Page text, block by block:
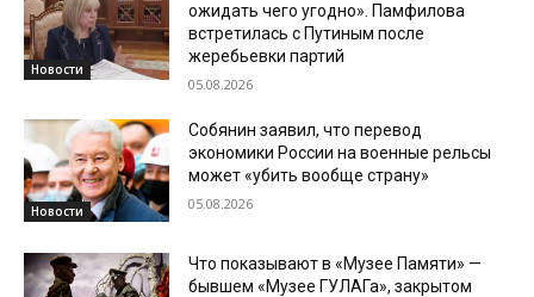
Новости
ожидать чего угодно». Памфилова
встретилась с Путиным после
жеребьевки партий
05.08.2026
Новости
Собянин заявил, что перевод
экономики России на военные рельсы
может «убить вообще страну»
05.08.2026
Что показывают в «Музее Памяти» —
бывшем «Музее ГУЛАГа», закрытом